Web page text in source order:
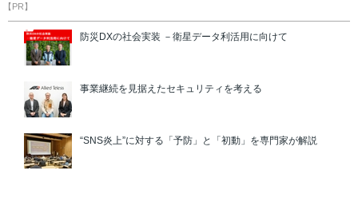
【PR】
防災DXの社会実装 －衛星データ利活用に向けて
事業継続を見据えたセキュリティを考える
“SNS炎上”に対する「予防」と「初動」を専門家が解説